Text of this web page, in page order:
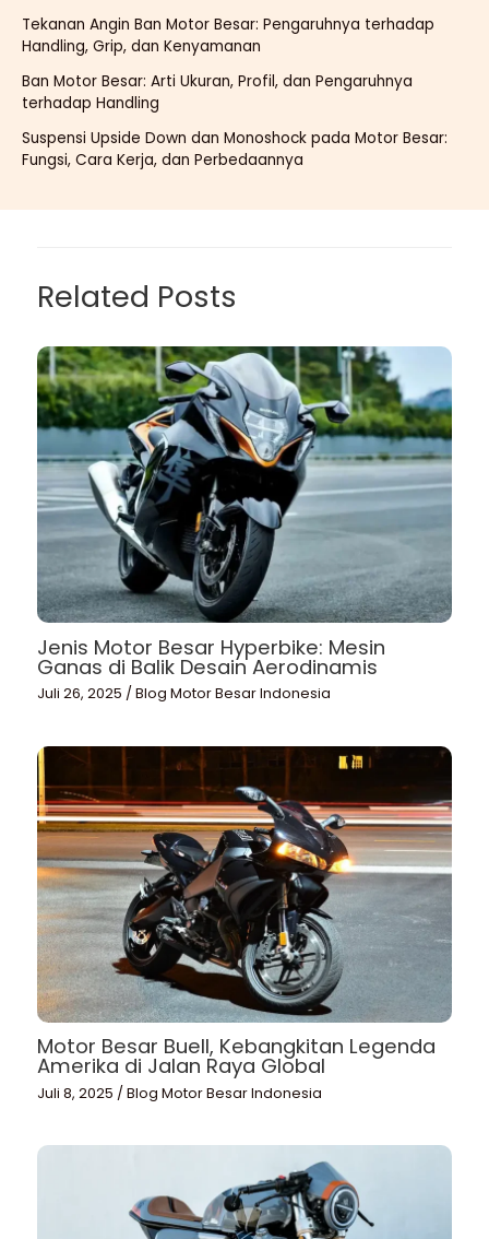
Tekanan Angin Ban Motor Besar: Pengaruhnya terhadap
Handling, Grip, dan Kenyamanan
Ban Motor Besar: Arti Ukuran, Profil, dan Pengaruhnya
terhadap Handling
Suspensi Upside Down dan Monoshock pada Motor Besar:
Fungsi, Cara Kerja, dan Perbedaannya
Related Posts
Jenis Motor Besar Hyperbike: Mesin
Ganas di Balik Desain Aerodinamis
Juli 26, 2025 /Blog Motor Besar Indonesia
Motor Besar Buell, Kebangkitan Legenda
Amerika di Jalan Raya Global
Juli 8, 2025 /Blog Motor Besar Indonesia